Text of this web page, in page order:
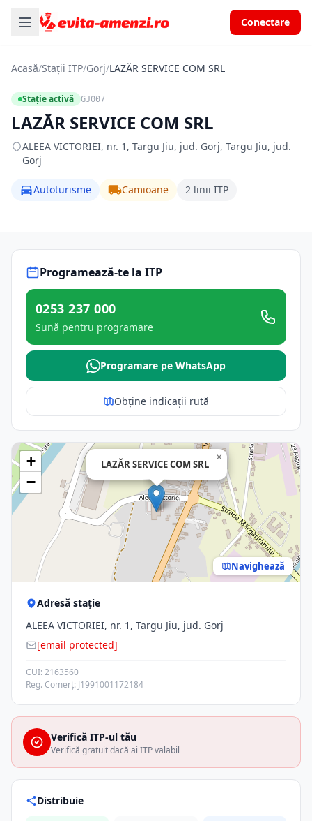
Conectare
Acasă/Stații ITP/Gorj/LAZĂR SERVICE COM SRL
Stație activă GJ007
LAZĂR SERVICE COM SRL
ALEEA VICTORIEI, nr. 1, Targu Jiu, jud. Gorj, Targu Jiu, jud.
Gorj
Autoturisme Camioane 2 linii ITP
Programează-te la ITP
0253 237 000
Sună pentru programare
Programare pe WhatsApp
Obține indicații rută
LAZĂR SERVICE COM SRL
×
+
−
Navighează
Adresă stație
ALEEA VICTORIEI, nr. 1, Targu Jiu, jud. Gorj
[email protected]
CUI: 2163560
Reg. Comerț: J1991001172184
Verifică ITP-ul tău
Verifică gratuit dacă ai ITP valabil
Distribuie